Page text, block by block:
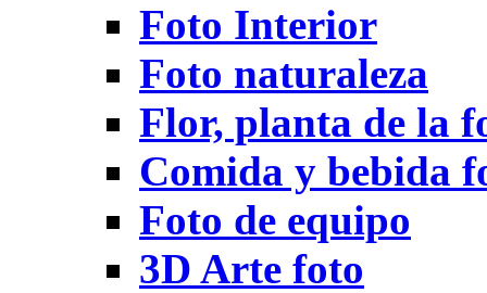
Foto Interior
Foto naturaleza
Flor, planta de la
Comida y bebida
Foto de equipo
3D Arte foto